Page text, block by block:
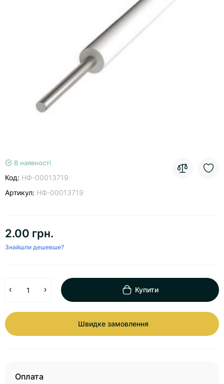
В наявності
Код: НФ-00013719
Артикул: НФ-00013719
2.00 грн.
Знайшли дешевше?
Купити
Швидке замовлення
Оплата